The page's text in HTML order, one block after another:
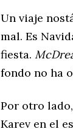
Un viaje
mal. Es
fiesta.
fondo no ha
Por otro
Karev en el